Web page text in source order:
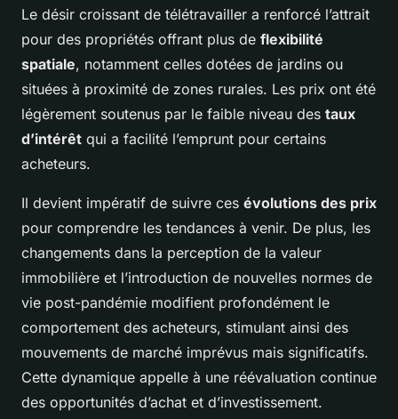
Le désir croissant de télétravailler a renforcé l’attrait
pour des propriétés offrant plus de flexibilité
spatiale, notamment celles dotées de jardins ou
situées à proximité de zones rurales. Les prix ont été
légèrement soutenus par le faible niveau des taux
d’intérêt qui a facilité l’emprunt pour certains
acheteurs.
Il devient impératif de suivre ces évolutions des prix
pour comprendre les tendances à venir. De plus, les
changements dans la perception de la valeur
immobilière et l’introduction de nouvelles normes de
vie post-pandémie modifient profondément le
comportement des acheteurs, stimulant ainsi des
mouvements de marché imprévus mais significatifs.
Cette dynamique appelle à une réévaluation continue
des opportunités d’achat et d’investissement.